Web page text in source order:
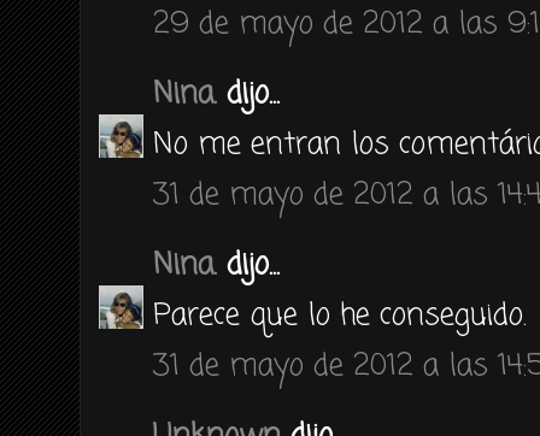
29 de mayo de 2012 a las
Nina. dijo...
No me entran los
31 de mayo de 2012 a las
Nina. dijo...
Parece que lo he conseguido.
31 de mayo de 2012 a las